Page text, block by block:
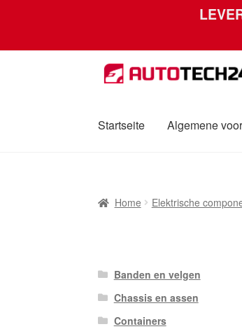
Ga
door
navigatie
Ga
naar
inhoud
Startseite Algemene
Over ons Privacybeleid
Home Elektrische
Banden en velgen
Chassis en assen
Containers